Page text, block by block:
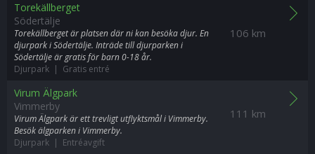
106 km
Torekällberget
Södertälje
Torekällberget är platsen där ni kan besöka djur. En
djurpark i Södertälje. Inträde till djurparken i
Södertälje är gratis för barn 0-18 år.
Djurpark | Gratis entré
111 km
Virum Älgpark
Vimmerby
Virum Älgpark är ett trevligt utflyktsmål i Vimmerby.
Besök älgparken i Vimmerby.
Djurpark | Entréavgift